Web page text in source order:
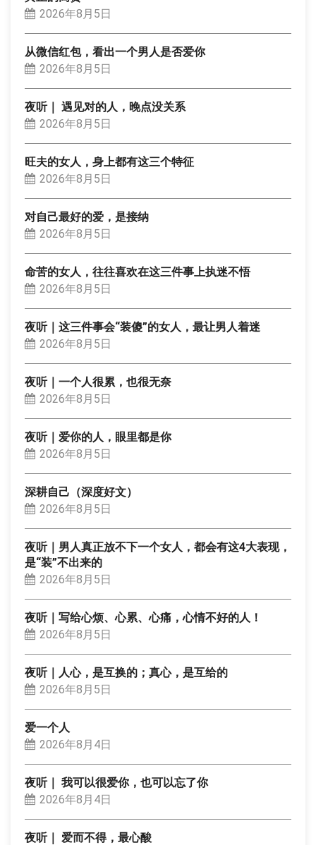
2026年8月5日
从微信红包，看出一个男人是否爱你
2026年8月5日
夜听｜ 遇见对的人，晚点没关系
2026年8月5日
旺夫的女人，身上都有这三个特征
2026年8月5日
对自己最好的爱，是接纳
2026年8月5日
命苦的女人，往往喜欢在这三件事上执迷不悟
2026年8月5日
夜听｜这三件事会“装傻”的女人，最让男人着迷
2026年8月5日
夜听｜一个人很累，也很无奈
2026年8月5日
夜听｜爱你的人，眼里都是你
2026年8月5日
深耕自己（深度好文）
2026年8月5日
夜听｜男人真正放不下一个女人，都会有这4大表现，
是“装”不出来的
2026年8月5日
夜听｜写给心烦、心累、心痛，心情不好的人！
2026年8月5日
夜听｜人心，是互换的；真心，是互给的
2026年8月5日
爱一个人
2026年8月4日
夜听｜ 我可以很爱你，也可以忘了你
2026年8月4日
夜听｜ 爱而不得，最心酸